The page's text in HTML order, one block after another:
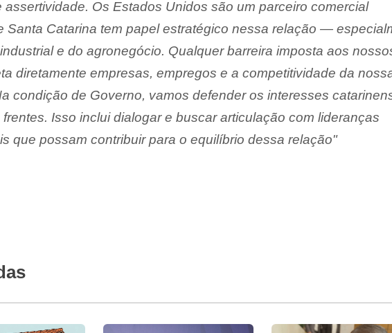
assertividade. Os Estados Unidos são um parceiro comercial
Santa Catarina tem papel estratégico nessa relação —
e do agronegócio. Qualquer barreira imposta aos
diretamente empresas, empregos e a competitividade da
condição de Governo, vamos defender os interesses
Isso inclui dialogar e buscar articulação com lideranças
que possam contribuir para o equilíbrio dessa relação"